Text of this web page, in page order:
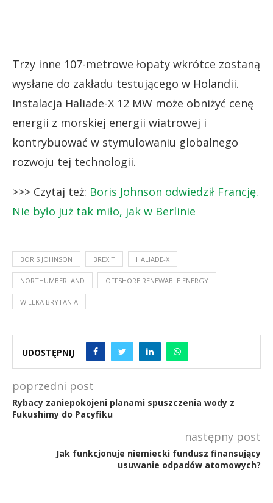
Trzy inne 107-metrowe łopaty wkrótce zostaną
wysłane do zakładu testującego w Holandii.
Instalacja Haliade-X 12 MW może obniżyć cenę
energii z morskiej energii wiatrowej i
kontrybuować w stymulowaniu globalnego
rozwoju tej technologii.
>>> Czytaj też: Boris Johnson odwiedził Francję.
Nie było już tak miło, jak w Berlinie
BORIS JOHNSON BREXIT HALIADE-X
NORTHUMBERLAND OFFSHORE RENEWABLE ENERGY
WIELKA BRYTANIA
UDOSTĘPNIJ
poprzedni post
Rybacy zaniepokojeni planami spuszczenia wody z
Fukushimy do Pacyfiku
następny post
Jak funkcjonuje niemiecki fundusz finansujący
usuwanie odpadów atomowych?